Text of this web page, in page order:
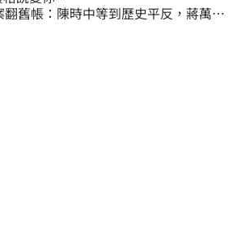
舊帳：陳時中等到歷史平反，蔣萬安